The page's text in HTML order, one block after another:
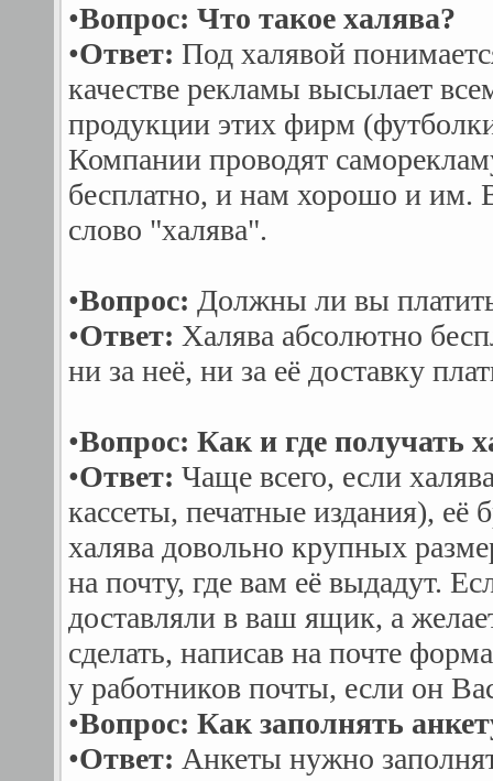
•Вопрос: Что такое халява?
•Ответ: Под халявой
качестве рекламы высылает
продукции этих фирм
Компании проводят
бесплатно, и нам хорошо и им.
слово "халява".
•Вопрос: Должны ли вы
•Ответ: Халява абсолютно
ни за неё, ни за её доставку
•Вопрос: Как и где получать
•Ответ: Чаще всего, если
кассеты, печатные издания),
халява довольно крупных
на почту, где вам её выдадут.
доставляли в ваш ящик, а
сделать, написав на почте
у работников почты, если он
•Вопрос: Как заполнять
•Ответ: Анкеты нужно